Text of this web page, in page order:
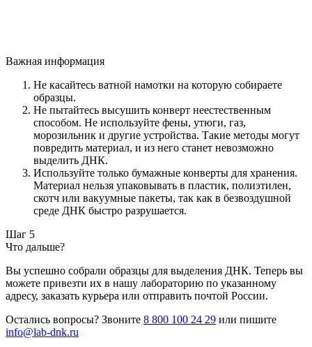
Важная информация
Не касайтесь ватной намотки на которую собираете
образцы.
Не пытайтесь высушить конверт неестественным
способом. Не используйте фены, утюги, газ,
морозильник и другие устройства. Такие методы могут
повредить материал, и из него станет невозможно
выделить ДНК.
Используйте только бумажные конверты для хранения.
Материал нельзя упаковывать в пластик, полиэтилен,
скотч или вакуумные пакеты, так как в безвоздушной
среде ДНК быстро разрушается.
Шаг 5
Что дальше?
Вы успешно собрали образцы для выделения ДНК. Теперь вы
можете привезти их в нашу лабораторию по указанному
адресу, заказать курьера или отправить почтой России.
Остались вопросы? Звоните 8 800 100 24 29 или пишите
info@lab-dnk.ru